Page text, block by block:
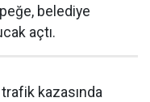
belediye
açtı.
kazasında